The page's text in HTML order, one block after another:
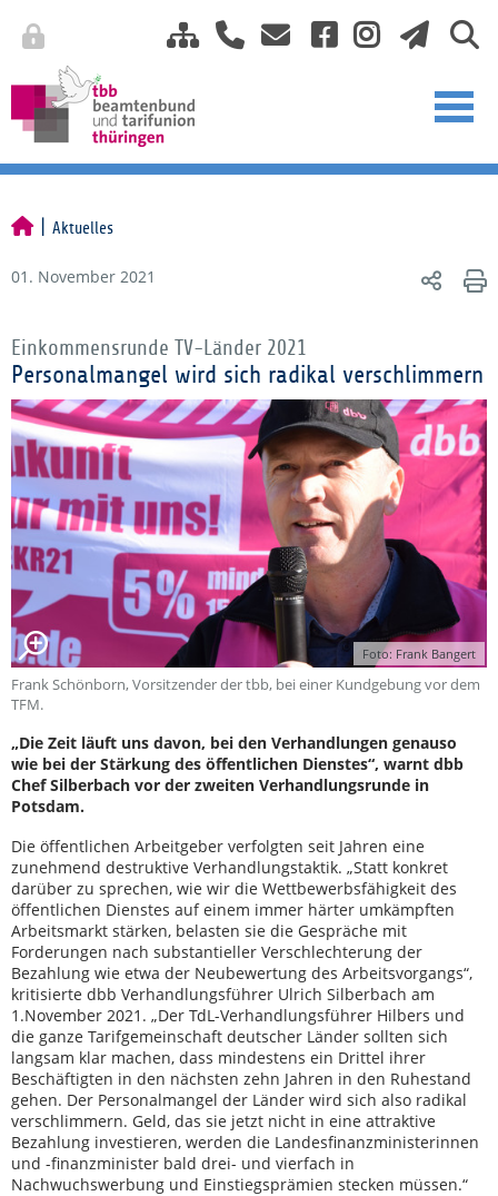
Aktuelles
01. November 2021
Einkommensrunde TV-Länder 2021
Personalmangel wird sich radikal verschlimmern
Foto: Frank Bangert
Frank Schönborn, Vorsitzender der tbb, bei einer Kundgebung vor dem
TFM.
„Die Zeit läuft uns davon, bei den Verhandlungen genauso
wie bei der Stärkung des öffentlichen Dienstes“, warnt dbb
Chef Silberbach vor der zweiten Verhandlungsrunde in
Potsdam.
Die öffentlichen Arbeitgeber verfolgten seit Jahren eine
zunehmend destruktive Verhandlungstaktik. „Statt konkret
darüber zu sprechen, wie wir die Wettbewerbsfähigkeit des
öffentlichen Dienstes auf einem immer härter umkämpften
Arbeitsmarkt stärken, belasten sie die Gespräche mit
Forderungen nach substantieller Verschlechterung der
Bezahlung wie etwa der Neubewertung des Arbeitsvorgangs“,
kritisierte dbb Verhandlungsführer Ulrich Silberbach am
1.November 2021. „Der TdL-Verhandlungsführer Hilbers und
die ganze Tarifgemeinschaft deutscher Länder sollten sich
langsam klar machen, dass mindestens ein Drittel ihrer
Beschäftigten in den nächsten zehn Jahren in den Ruhestand
gehen. Der Personalmangel der Länder wird sich also radikal
verschlimmern. Geld, das sie jetzt nicht in eine attraktive
Bezahlung investieren, werden die Landesfinanzministerinnen
und -finanzminister bald drei- und vierfach in
Nachwuchswerbung und Einstiegsprämien stecken müssen.“